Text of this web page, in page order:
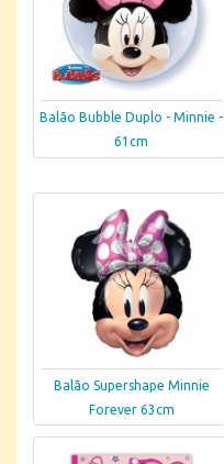
Balão Bubble Duplo - Minnie -
61cm
Balão Supershape Minnie
Forever 63cm